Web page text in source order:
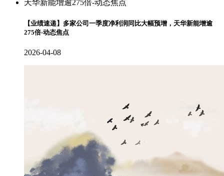
【业绩速递】多家公司一季度净利润同比大幅预增，天华新能增逾
275倍-动态焦点
2026-04-08